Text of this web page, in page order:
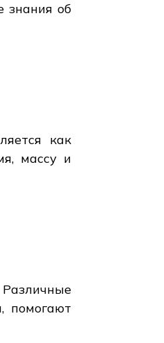
знания об
как
массу и
помогают